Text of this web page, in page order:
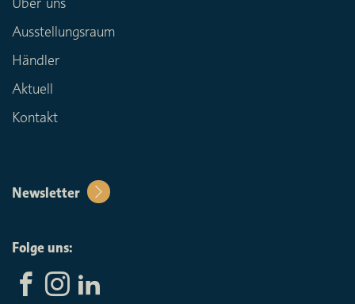
Ausstellungsraum
Händler
Aktuell
Kontakt
Newsletter
Folge uns: